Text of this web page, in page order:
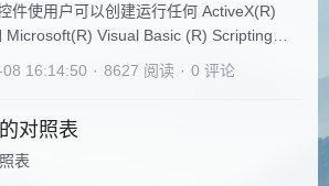
件使用户可以创建运行任何 ActiveX(R)
Microsoft(R) Visual Basic (R) Scripting
JScript(TM) 的应用程序。用户可以将任
对象模型添加到 Script 控件中，这样该对
16:14:50 · 8627 阅读 · 0 评论
对照表
表